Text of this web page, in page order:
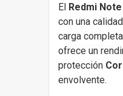
El Redmi
con una
carga
ofrece un
protección
envolvente.